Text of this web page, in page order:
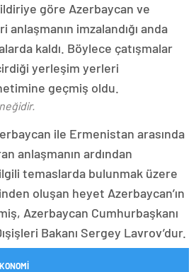
göre Azerbaycan ve
imzalandığı anda
kaldı. Böylece çatışmalar
yerleşim yerleri
geçmiş oldu.
ile Ermenistan arasında
anlaşmanın ardından
temaslarda bulunmak üzere
oluşan heyet Azerbaycan’ın
Azerbaycan Cumhurbaşkanı
Bakanı Sergey Lavrov’dur.